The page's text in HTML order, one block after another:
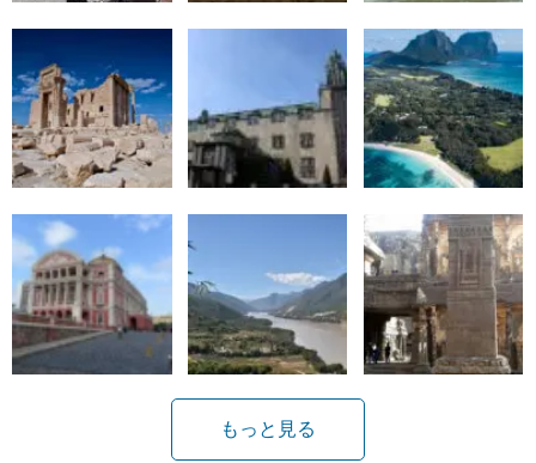
もっと見る